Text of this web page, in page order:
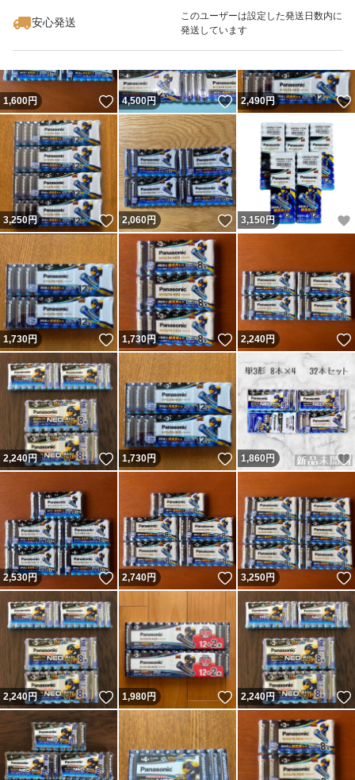
安心発送
このユーザーは設定した発送日数内に
発送しています
1,600円 いいね！
4,500円 いいね！
2,490円
3,250円 いいね！
2,060円 いいね！
3,150 円
1,730円 いいね！
1,730円 いいね！
2,240円
2,240円 いいね！
1,730円 いいね！
1,860 円
2,530円 いいね！
2,740円 いいね！
3,250円
2,240円 いいね！
1,980円 いいね！
2,240円